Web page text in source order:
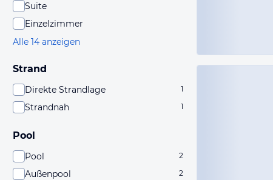
Suite
Einzelzimmer
Alle 14 anzeigen
Strand
Direkte Strandlage 1
Strandnah 1
Pool
Pool 2
Außenpool 2